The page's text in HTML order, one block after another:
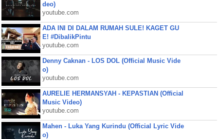
deo)
youtube.com
ADA INI DI DALAM RUMAH SULE! KAGET GU
E! #DibalikPintu
youtube.com
Denny Caknan - LOS DOL (Official Music Vide
o)
youtube.com
AURELIE HERMANSYAH - KEPASTIAN (Official
Music Video)
youtube.com
Mahen - Luka Yang Kurindu (Official Lyric Vide
o)